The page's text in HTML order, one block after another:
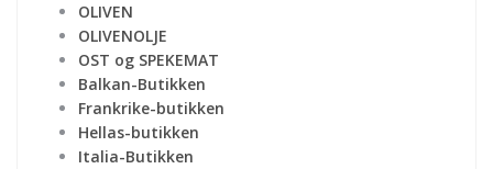
OLIVEN
OLIVENOLJE
OST og SPEKEMAT
Balkan-Butikken
Frankrike-butikken
Hellas-butikken
Italia-Butikken